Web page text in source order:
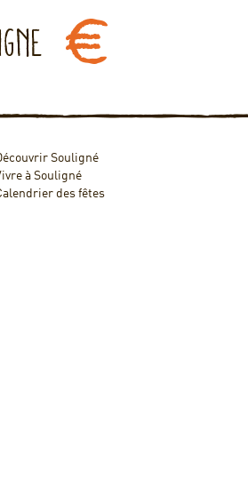
Souligné
à Souligné
des fêtes